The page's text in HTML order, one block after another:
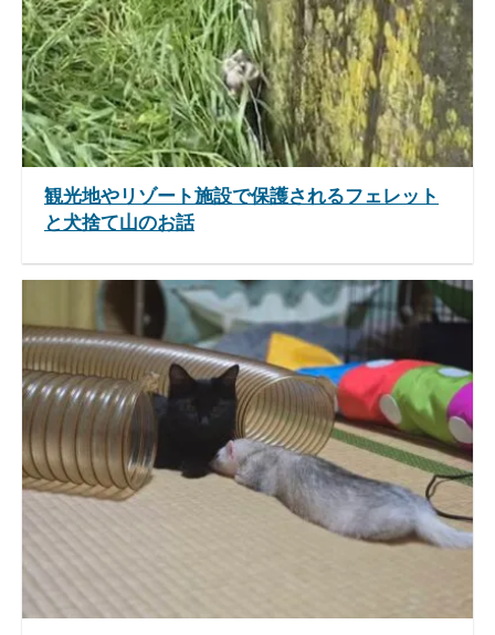
観光地やリゾート施設で保護されるフェレット
と犬捨て山のお話